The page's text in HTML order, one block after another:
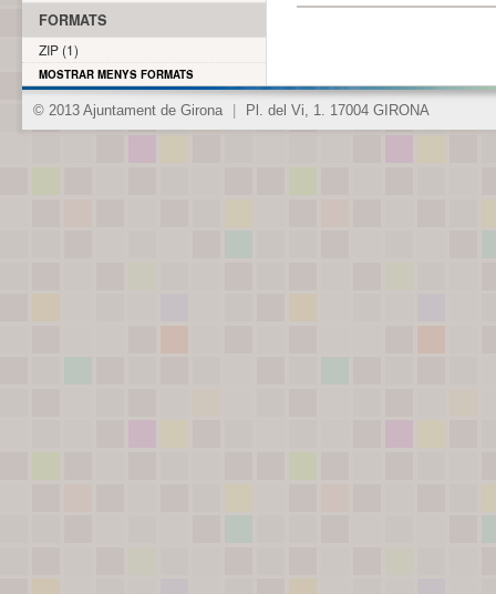
FORMATS
ZIP (1)
MOSTRAR MENYS FORMATS
© 2013 Ajuntament de Girona Pl. del Vi, 1. 17004 GIRONA